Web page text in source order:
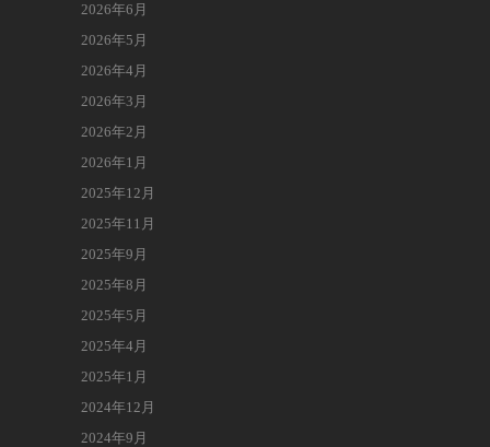
2026年6月
2026年5月
2026年4月
2026年3月
2026年2月
2026年1月
2025年12月
2025年11月
2025年9月
2025年8月
2025年5月
2025年4月
2025年1月
2024年12月
2024年9月